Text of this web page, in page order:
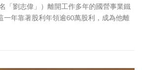
「劉志偉」）離開工作多年的國營事業鐵
一年靠著股利年領逾60萬股利，成為他離
職就遇到空頭年，幸好安穩的領股利，